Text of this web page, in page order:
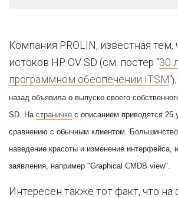
Компания PROLIN, известная тем,
истоков HP OV SD (см. постер "30
программном обеспечении ITSM"),
назад объявила о выпуске своего
SD. На страничке с описанием приводятся 25
сравнению с обычным клиентом. Большинство
наведение красоты и изменение интерфейса,
заявления, например "Graphical CMDB view".
Интересен также тот факт, что на